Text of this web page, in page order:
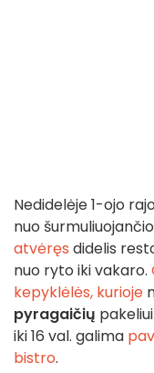
Nedidelėje 1-ojo
nuo
atvėręs didelis
nuo ryto iki vakaro.
kepyklėlės, kurioje
pyragaičių
iki 16 val. galima
bistro.